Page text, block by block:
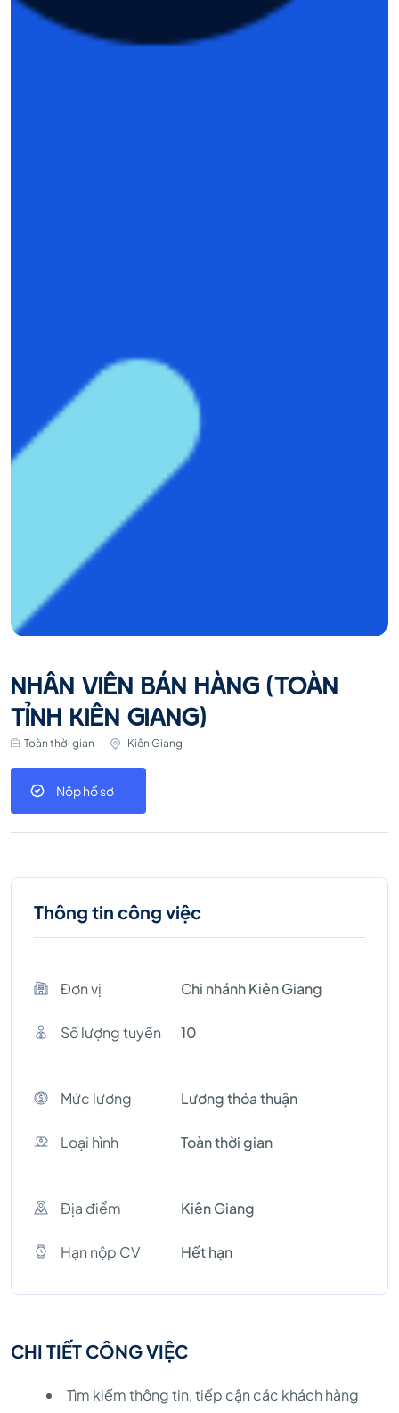
NHÂN VIÊN BÁN HÀNG (TOÀN
TỈNH KIÊN GIANG)
Toàn thời gian Kiên Giang
Nộp hồ sơ
Thông tin công việc
Đơn vị Chi nhánh Kiên Giang
Số lượng tuyền 10
Mức lương Lương thỏa thuận
Loại hình Toàn thời gian
Địa điểm Kiên Giang
Hạn nộp CV Hết hạn
CHI TIẾT CÔNG VIỆC
Tìm kiếm thông tin, tiếp cận các khách hàng